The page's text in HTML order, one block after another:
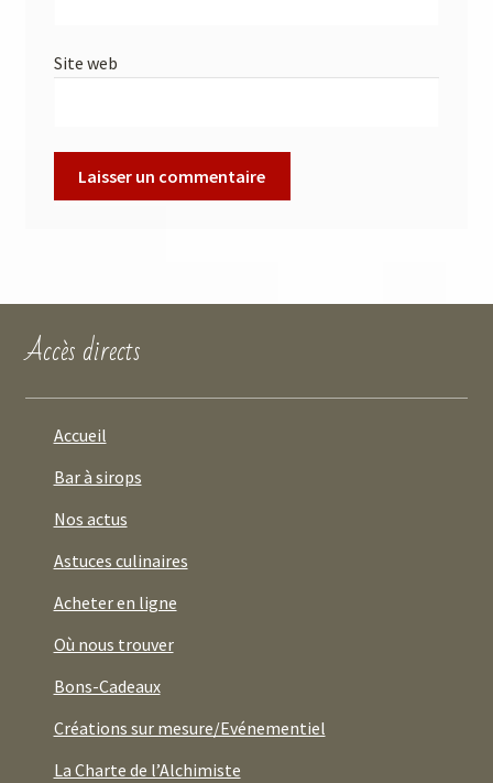
Site web
Accès directs
Accueil
Bar à sirops
Nos actus
Astuces culinaires
Acheter en ligne
Où nous trouver
Bons-Cadeaux
Créations sur mesure/Evénementiel
La Charte de l’Alchimiste